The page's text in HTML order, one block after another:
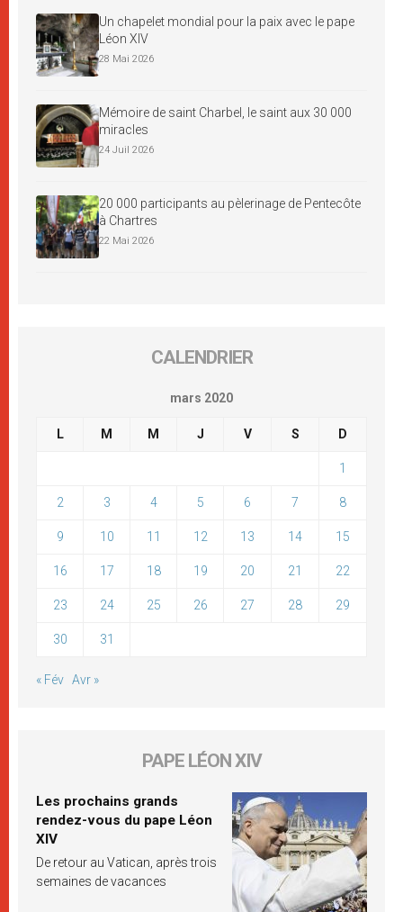
Un chapelet mondial pour la paix avec le pape
Léon XIV
28 Mai 2026
Mémoire de saint Charbel, le saint aux 30 000
miracles
24 Juil 2026
20 000 participants au pèlerinage de Pentecôte
à Chartres
22 Mai 2026
CALENDRIER
mars 2020
L M M J V S D
1
2 3 4 5 6 7 8
9 10 11 12 13 14 15
16 17 18 19 20 21 22
23 24 25 26 27 28 29
30 31
« Fév Avr »
PAPE LÉON XIV
Les prochains grands
rendez-vous du pape Léon
XIV
De retour au Vatican, après trois
semaines de vacances